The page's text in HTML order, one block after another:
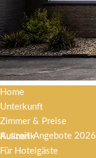
Home
Unterkunft
Zimmer & Preise
Auszeit-Angebote 2026
Kulinarik
Für Hotelgäste